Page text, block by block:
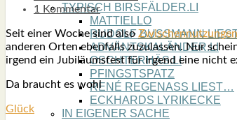
TYPISCH BIRSFÄLDER.LI
MATTIELLO
RUDOLF BUSS­MANN
ADVÄNTSKALÄNDER.LI
OSCHTERHÄS.LI
PFINGST­SPATZ
RENÉ REGEN­ASS LIEST…
ECK­HARDS LYRIK­ECKE
IN EIGE­NER SACHE
1 Kommentar
Seit einer Woche sind also
ande­ren Orten eben­falls zuzu­las­sen. Nur
irgend ein Jubi­lä­ums­fest für irgend eine nicht
Da braucht es wohl
Glück